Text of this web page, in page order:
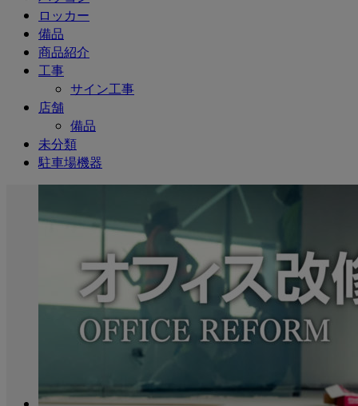
ロッカー
備品
商品紹介
工事
サイン工事
店舗
備品
未分類
駐車場機器